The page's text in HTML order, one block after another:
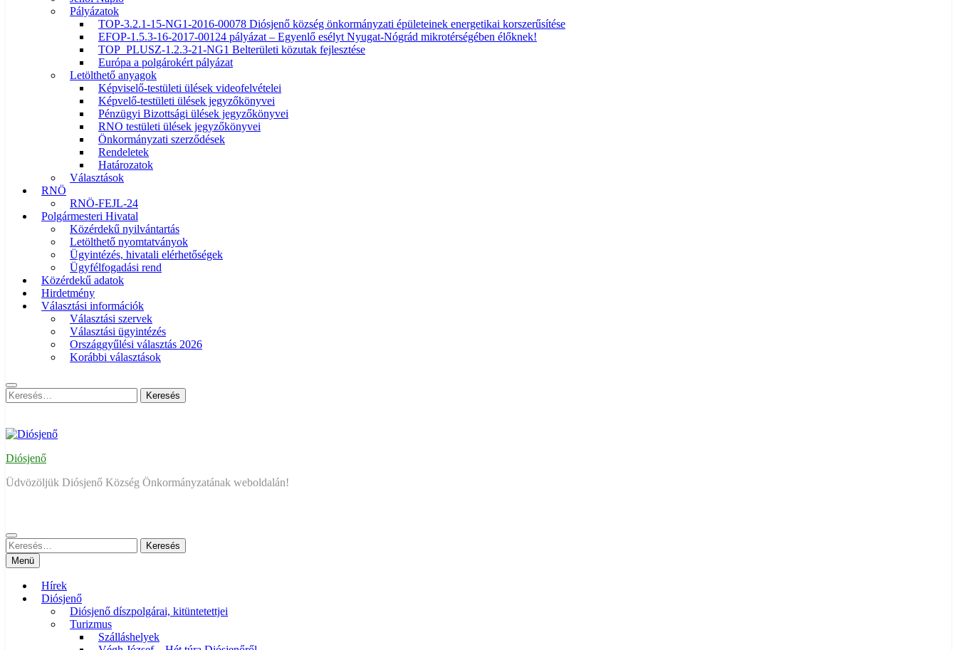
Pályázatok
TOP-3.2.1-15-NG1-2016-00078 Diósjenő község önkormányzati épületeinek energetikai korszerűsítése
EFOP-1.5.3-16-2017-00124 pályázat – Egyenlő esélyt Nyugat-Nógrád mikrotérségében élőknek!
TOP_PLUSZ-1.2.3-21-NG1 Belterületi közutak fejlesztése
Európa a polgárokért pályázat
Letölthető anyagok
Képviselő-testületi ülések videofelvételei
Képvelő-testületi ülések jegyzőkönyvei
Pénzügyi Bizottsági ülések jegyzőkönyvei
RNO testületi ülések jegyzőkönyvei
Önkormányzati szerződések
Rendeletek
Határozatok
Választások
RNÖ
RNÖ-FEJL-24
Polgármesteri Hivatal
Közérdekű nyilvántartás
Letölthető nyomtatványok
Ügyintézés, hivatali elérhetőségek
Ügyfélfogadási rend
Közérdekű adatok
Hirdetmény
Választási információk
Választási szervek
Választási ügyintézés
Országgyűlési választás 2026
Korábbi választások
Keresés:
Diósjenő
Üdvözöljük Diósjenő Község Önkormányzatának weboldalán!
Keresés:
Menü
Hírek
Diósjenő
Diósjenő díszpolgárai, kitüntetettjei
Turizmus
Szálláshelyek